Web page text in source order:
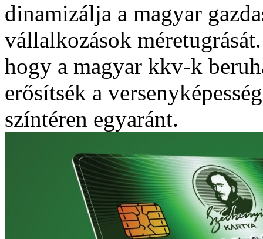
dinamizálja a magyar
vállalkozások
hogy a magyar kkv-k
erősítsék a
színtéren egyaránt.